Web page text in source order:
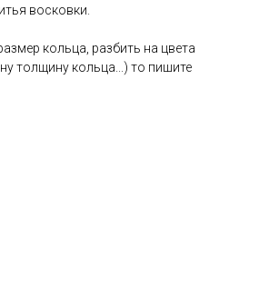
восковки.
кольца, разбить на цвета
толщину кольца...) то пишите